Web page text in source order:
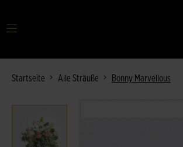
Startseite Alle Sträuße Bonny Marvellous